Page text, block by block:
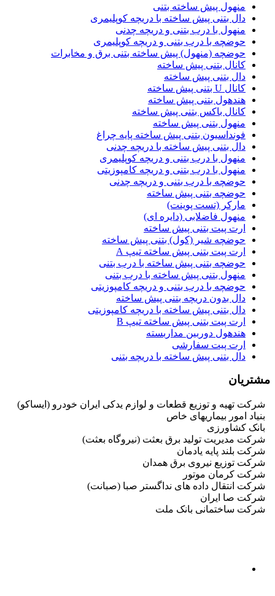
منهول پیش ساخته بتنی
دال بتنی پیش ساخته با دریچه کوپلیمری
منهول با درب بتنی و دریچه چدنی
حوضچه با درب بتنی و دریچه کوپلیمری
حوضچه (منهول) پیش ساخته بتنی برق و مخابرات
کانال بتنی پیش ساخته
دال بتنی پیش ساخته
کانال U بتنی پیش ساخته
هندهول بتنی پیش ساخته
کانال باکس بتنی پیش ساخته
منهول بتنی پیش ساخته
فونداسیون بتنی پیش ساخته پایه چراغ
دال بتنی پیش ساخته با دریچه چدنی
منهول با درب بتنی و دریچه کوپلیمری
منهول با درب بتنی و دریچه کامپوزیتی
حوضچه با درب بتنی و دریچه چدنی
حوضچه بتنی پیش ساخته
مارکر (تست پوینت)
منهول فاضلابی (دایره ای)
ارت پیت بتنی پیش ساخته
حوضچه شیر (کول) بتنی پیش ساخته
ارت پیت بتنی پیش ساخته تیپ A
حوضچه بتنی پیش ساخته با درب بتنی
منهول بتنی پیش ساخته با درب بتنی
حوضچه با درب بتنی و دریچه کامپوزیتی
دال بدون دریچه بتنی پیش ساخته
دال بتنی پیش ساخته با دریچه کامپوزیتی
ارت پیت بتنی پیش ساخته تیپ B
هندهول دوربین مداربسته
ارت پیت سفارشی
دال بتنی پیش ساخته با دریچه بتنی
مشتریان
شرکت تهیه و توزیع قطعات و لوازم یدکی ایران خودرو (ایساکو)
بنیاد امور بیماریهای خاص
بانک کشاورزی
شرکت مدیریت تولید برق بعثت (نیروگاه بعثت)
شرکت بلند پایه یادمان
شرکت توزیع نیروی برق همدان
شرکت کرمان موتور
شرکت انتقال داده های نداگستر صبا (صبانت)
شرکت صا ایران
شرکت ساختمانی بانک ملت